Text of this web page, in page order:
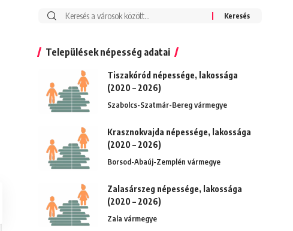
Keresés:
Települések népesség adatai
Tiszakóród népessége, lakossága
(2020 – 2026)
Szabolcs-Szatmár-Bereg vármegye
Krasznokvajda népessége, lakossága
(2020 – 2026)
Borsod-Abaúj-Zemplén vármegye
Zalasárszeg népessége, lakossága
(2020 – 2026)
Zala vármegye